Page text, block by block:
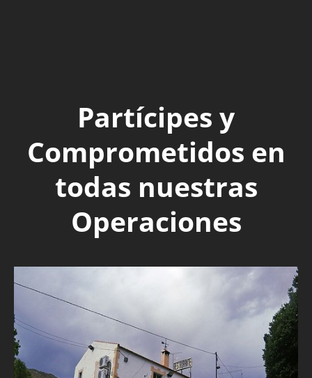
Partícipes y
Comprometidos en
todas nuestras
Operaciones